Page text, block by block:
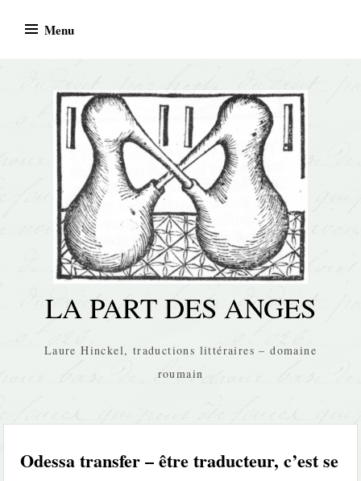
Menu
LA PART DES ANGES
Laure Hinckel, traductions littéraires – domaine
roumain
Odessa transfer – être traducteur, c’est se